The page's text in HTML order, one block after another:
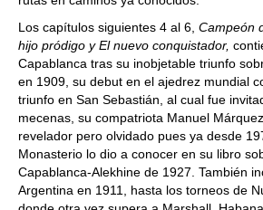
Los capítulos siguientes 4 al 6, Campeón
hijo pródigo y El nuevo conquistador,
Capablanca tras su inobjetable triunfo
en 1909, su debut en el ajedrez mundial
triunfo en San Sebastián, al cual fue
mecenas, su compatriota Manuel
revelador pero olvidado pues ya desde
Monasterio lo dio a conocer en su libro
Capablanca-Alekhine de 1927. También
Argentina en 1911, hasta los torneos de